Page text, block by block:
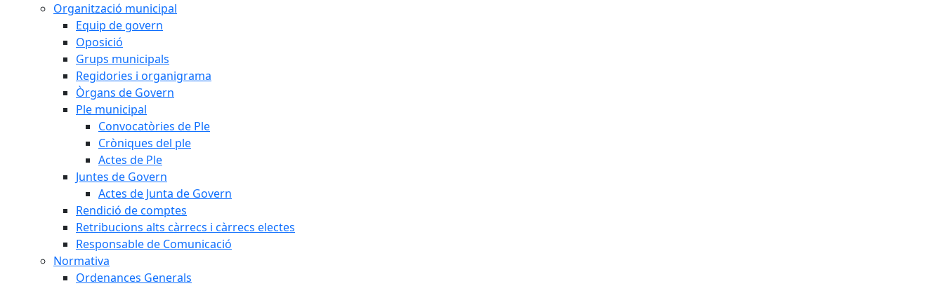
Organització municipal
Equip de govern
Oposició
Grups municipals
Regidories i organigrama
Òrgans de Govern
Ple municipal
Convocatòries de Ple
Cròniques del ple
Actes de Ple
Juntes de Govern
Actes de Junta de Govern
Rendició de comptes
Retribucions alts càrrecs i càrrecs electes
Responsable de Comunicació
Normativa
Ordenances Generals